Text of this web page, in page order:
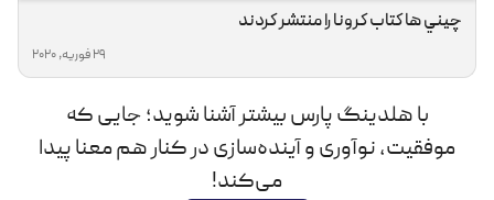
چيني ها كتاب كرونا را منتشر كردند
29 فوریه, 2020
با هلدینگ پارس بیشتر آشنا شوید؛ جایی که
موفقیت، نوآوری و آینده‌سازی در کنار هم معنا پیدا
می‌کند!